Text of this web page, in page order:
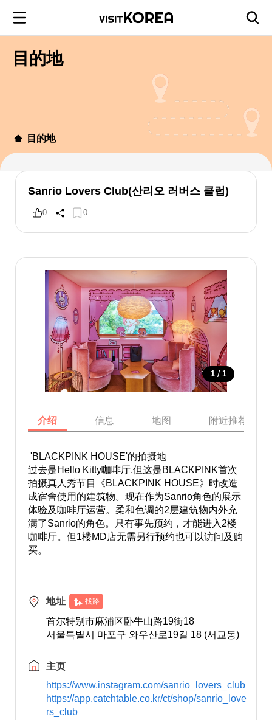
目的地
目的地
Sanrio Lovers Club(산리오 러버스 클럽)
0 0
1 / 1
介绍 信息 地图 附近推荐景点
'BLACKPINK HOUSE'的拍摄地
过去是Hello Kitty咖啡厅,但这是BLACKPINK首次
拍摄真人秀节目《BLACKPINK HOUSE》时改造
成宿舍使用的建筑物。现在作为Sanrio角色的展示
体验及咖啡厅运营。柔和色调的2层建筑物内外充
满了Sanrio的角色。只有事先预约，才能进入2楼
咖啡厅。但1楼MD店无需另行预约也可以访问及购
买。
地址 找路
首尔特别市麻浦区卧牛山路19街18
서울특별시 마포구 와우산로19길 18 (서교동)
主页
https://www.instagram.com/sanrio_lovers_club
https://app.catchtable.co.kr/ct/shop/sanrio_love
rs_club